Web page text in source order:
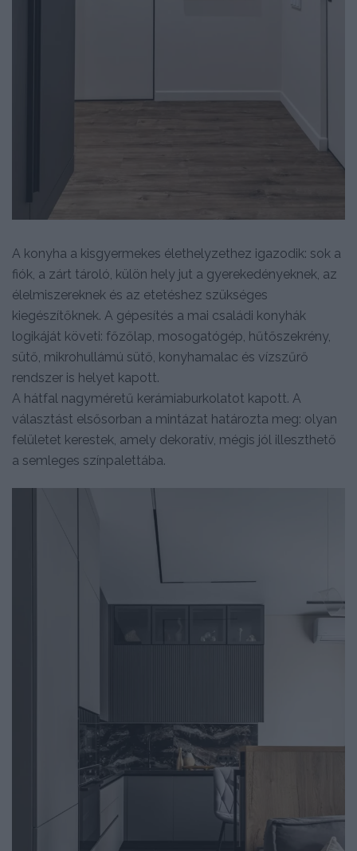
A konyha a kisgyermekes élethelyzethez igazodik: sok a
fiók, a zárt tároló, külön hely jut a gyerekedényeknek, az
élelmiszereknek és az etetéshez szükséges
kiegészítőknek. A gépesítés a mai családi konyhák
logikáját követi: főzőlap, mosogatógép, hűtőszekrény,
sütő, mikrohullámú sütő, konyhamalac és vízszűrő
rendszer is helyet kapott.
A hátfal nagyméretű kerámiaburkolatot kapott. A
választást elsősorban a mintázat határozta meg: olyan
felületet kerestek, amely dekoratív, mégis jól illeszthető
a semleges színpalettába.